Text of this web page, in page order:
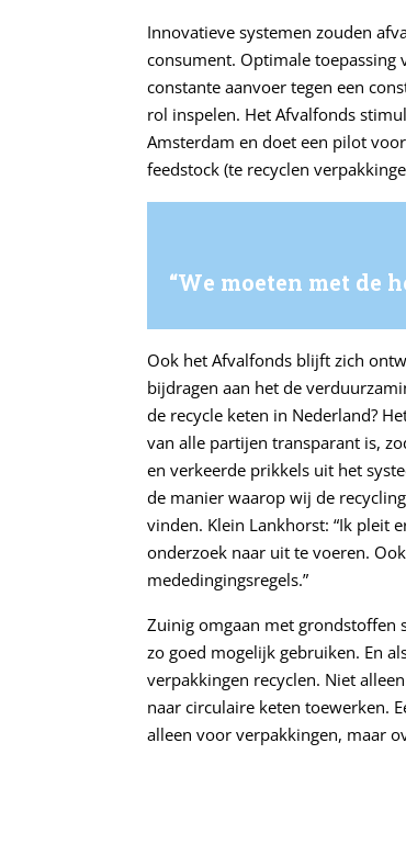
Innovatieve systemen zouden
consument. Optimale toepassing
constante aanvoer tegen een
rol inspelen. Het Afvalfonds
Amsterdam en doet een pilot
feedstock (te recyclen
“We moeten met de
Ook het Afvalfonds blijft zich
bijdragen aan het de
de recycle keten in Nederland?
van alle partijen transparant is,
en verkeerde prikkels uit het
de manier waarop wij de
vinden. Klein Lankhorst: “Ik pleit
onderzoek naar uit te voeren.
mededingingsregels.”
Zuinig omgaan met grondstoffen
zo goed mogelijk gebruiken. En
verpakkingen recyclen. Niet
naar circulaire keten toewerken.
alleen voor verpakkingen, maar